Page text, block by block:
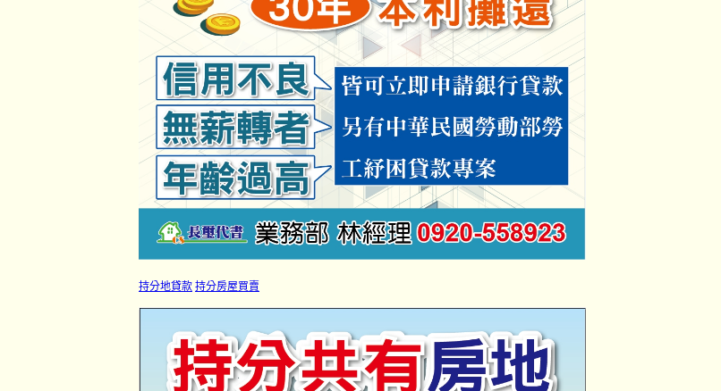
持分地貸款 持分房屋買賣